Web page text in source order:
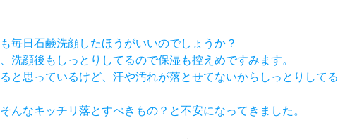
毎日石鹸洗顔したほうがいいのでしょうか？
洗顔後もしっとりしてるので保湿も控えめですみます。
と思っているけど、汗や汚れが落とせてないからしっとりしてる
んなキッチリ落とすべきもの？と不安になってきました。